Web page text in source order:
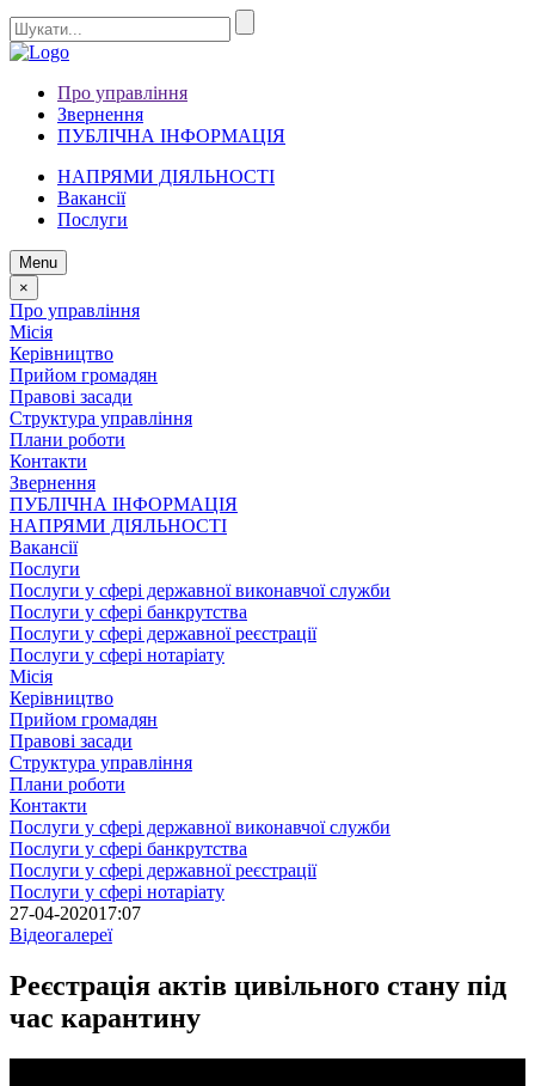
Про управління
Звернення
ПУБЛІЧНА ІНФОРМАЦІЯ
НАПРЯМИ ДІЯЛЬНОСТІ
Вакансії
Послуги
Menu
×
Про управління
Місія
Керівництво
Прийом громадян
Правові засади
Структура управління
Плани роботи
Контакти
Звернення
ПУБЛІЧНА ІНФОРМАЦІЯ
НАПРЯМИ ДІЯЛЬНОСТІ
Вакансії
Послуги
Послуги у сфері державної виконавчої служби
Послуги у сфері банкрутства
Послуги у сфері державної реєстрації
Послуги у сфері нотаріату
Місія
Керівництво
Прийом громадян
Правові засади
Структура управління
Плани роботи
Контакти
Послуги у сфері державної виконавчої служби
Послуги у сфері банкрутства
Послуги у сфері державної реєстрації
Послуги у сфері нотаріату
27-04-202017:07
Відеогалереї
Реєстрація актів цивільного стану під
час карантину